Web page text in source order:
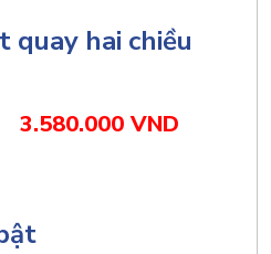
quay hai chiều
3.580.000 VND